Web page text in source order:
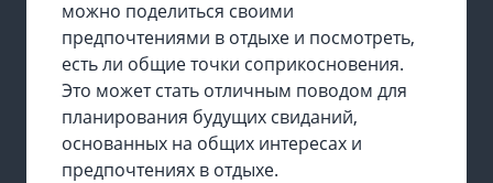
можно поделиться своими
предпочтениями в отдыхе и посмотреть,
есть ли общие точки соприкосновения.
Это может стать отличным поводом для
планирования будущих свиданий,
основанных на общих интересах и
предпочтениях в отдыхе.